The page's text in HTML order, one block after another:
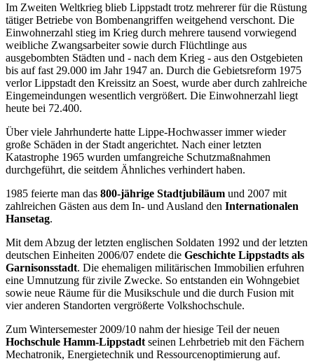
Im Zweiten Weltkrieg blieb Lippstadt trotz mehrerer für die Rüstung
tätiger Betriebe von Bombenangriffen weitgehend verschont. Die
Einwohnerzahl stieg im Krieg durch mehrere tausend vorwiegend
weibliche Zwangsarbeiter sowie durch Flüchtlinge aus
ausgebombten Städten und - nach dem Krieg - aus den Ostgebieten
bis auf fast 29.000 im Jahr 1947 an. Durch die Gebietsreform 1975
verlor Lippstadt den Kreissitz an Soest, wurde aber durch zahlreiche
Eingemeindungen wesentlich vergrößert. Die Einwohnerzahl liegt
heute bei 72.400.
Über viele Jahrhunderte hatte Lippe-Hochwasser immer wieder
große Schäden in der Stadt angerichtet. Nach einer letzten
Katastrophe 1965 wurden umfangreiche Schutzmaßnahmen
durchgeführt, die seitdem Ähnliches verhindert haben.
1985 feierte man das 800-jährige Stadtjubiläum und 2007 mit
zahlreichen Gästen aus dem In- und Ausland den Internationalen
Hansetag.
Mit dem Abzug der letzten englischen Soldaten 1992 und der letzten
deutschen Einheiten 2006/07 endete die Geschichte Lippstadts als
Garnisonsstadt. Die ehemaligen militärischen Immobilien erfuhren
eine Umnutzung für zivile Zwecke. So entstanden ein Wohngebiet
sowie neue Räume für die Musikschule und die durch Fusion mit
vier anderen Standorten vergrößerte Volkshochschule.
Zum Wintersemester 2009/10 nahm der hiesige Teil der neuen
Hochschule Hamm-Lippstadt seinen Lehrbetrieb mit den Fächern
Mechatronik, Energietechnik und Ressourcenoptimierung auf.